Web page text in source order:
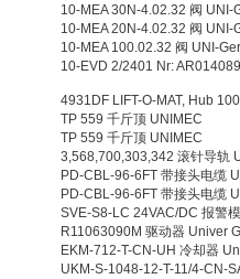
10-MEA 30N-4.02.32 阀 UNI-
10-MEA 20N-4.02.32 阀 UNI-
10-MEA 100.02.32 阀 UNI-
10-EVD 2/2401 Nr:
4931DF LIFT-O-MAT, Hub
TP 559 千斤顶 UNIMEC
TP 559 千斤顶 UNIMEC
3,568,700,303,342 滚针导轨
PD-CBL-96-6FT 带接头电缆
PD-CBL-96-6FT 带接头电缆
SVE-S8-LC 24VAC/DC 报警
R11063090M 驱动器 Univer
EKM-712-T-CN-UH 冷却器
UKM-S-1048-12-T-11/4-CN-